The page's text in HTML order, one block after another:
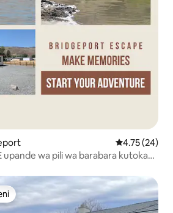
Ukadiriaji wa
4.75 (24)
upande wa pili wa barabara kutoka